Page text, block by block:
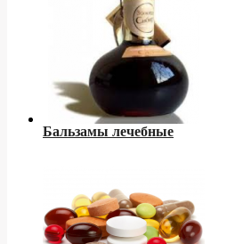
Бальзамы лечебные